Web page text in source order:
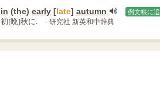
in (the) early [late] autumn 例文帳に
初[晩]秋に. - 研究社 新英和中辞典